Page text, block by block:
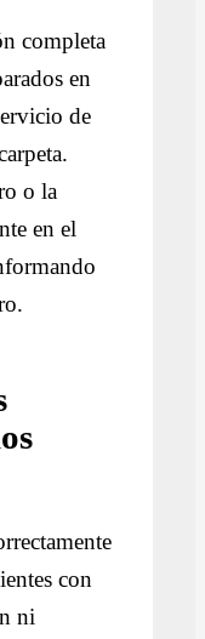
completa
en
de
o la
en el
con
ni